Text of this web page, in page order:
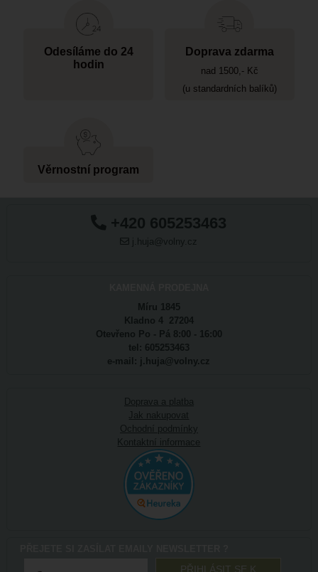
Odesíláme do 24
hodin
Doprava zdarma
nad 1500,- Kč
(u standardních balíků)
Věrnostní program
+420 605253463
j.huja@volny.cz
Míru 1845
Kladno 4 27204
Otevřeno Po - Pá 8:00 - 16:00
tel: 605253463
e-mail: j.huja@volny.cz
Doprava a platba
Jak nakupovat
Ochodní podmínky
Kontaktní informace